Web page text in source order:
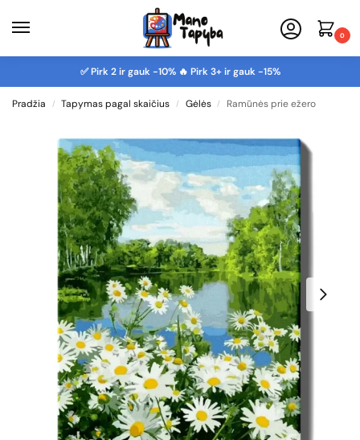
0
✅ Pirk 2 ir gauk -10% 🔥 Pirk 3+ ir gauk -15%
Pradžia / Tapymas pagal skaičius / Gėlės / Ramūnės prie ežero